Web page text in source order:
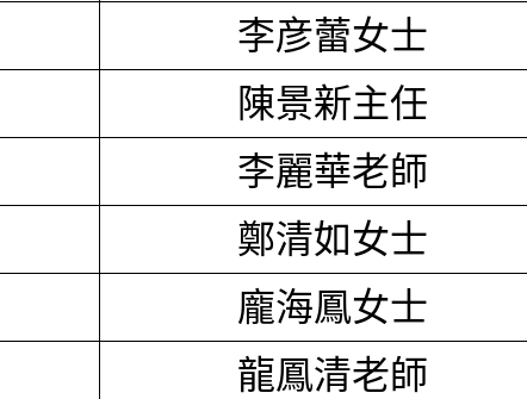
李彦蕾女士
陳景新主任
李麗華老師
鄭清如女士
龐海鳳女士
龍鳳清老師